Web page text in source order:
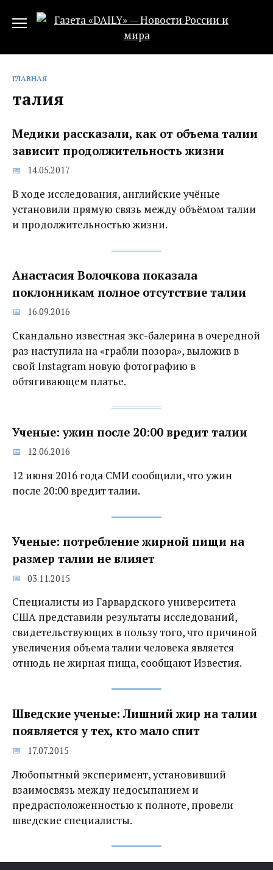
ГЛАВНАЯ
талия
Медики рассказали, как от объема талии
зависит продолжительность жизни
14.05.2017
В ходе исследования, английские учёные
установили прямую связь между объёмом талии
и продолжительностью жизни.
Анастасия Волочкова показала
поклонникам полное отсутствие талии
16.09.2016
Скандально известная экс-балерина в очередной
раз наступила на «грабли позора», выложив в
свой Instagram новую фотографию в
обтягивающем платье.
Ученые: ужин после 20:00 вредит талии
12.06.2016
12 июня 2016 года СМИ сообщили, что ужин
после 20:00 вредит талии.
Ученые: потребление жирной пищи на
размер талии не влияет
03.11.2015
Специалисты из Гарвардского университета
США представили результаты исследований,
свидетельствующих в пользу того, что причиной
увеличения объема талии человека является
отнюдь не жирная пища, сообщают Известия.
Шведские ученые: Лишний жир на талии
появляется у тех, кто мало спит
17.07.2015
Любопытный эксперимент, установивший
взаимосвязь между недосыпанием и
предрасположенностью к полноте, провели
шведские специалисты.